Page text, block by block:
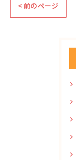
< 前のページ